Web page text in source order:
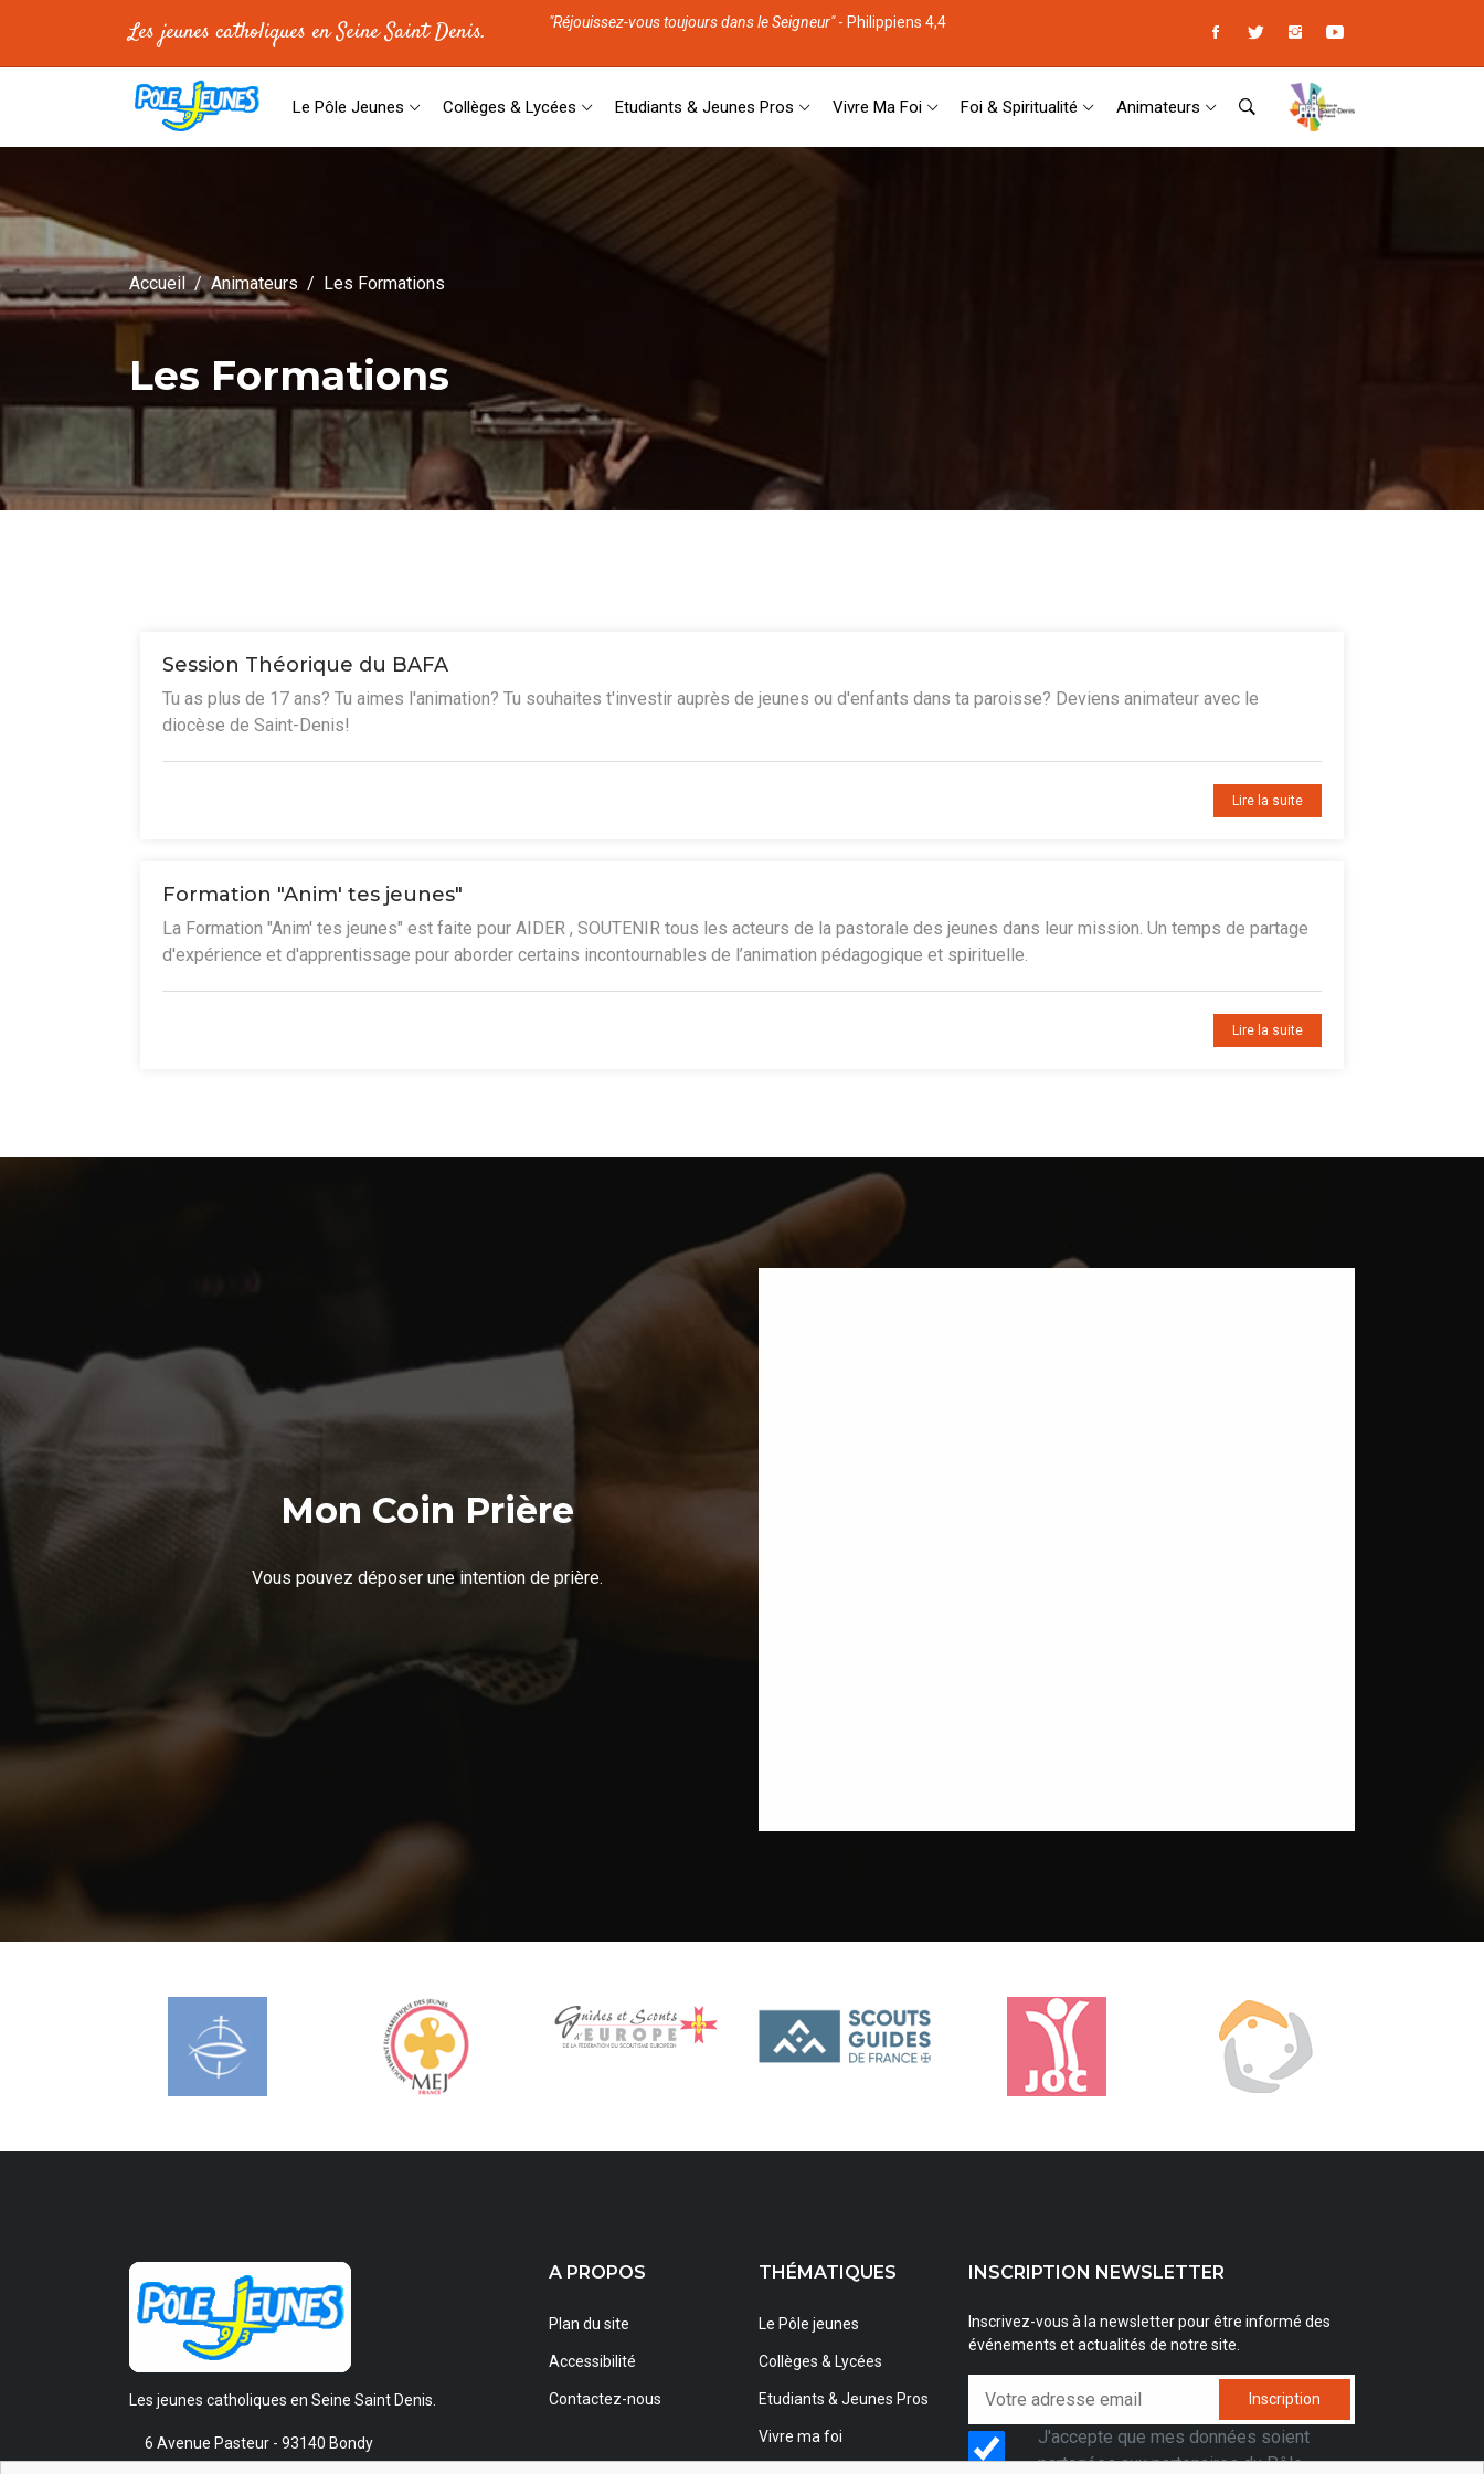
Les jeunes catholiques en Seine Saint Denis. "Réjouissez-vous toujours dans le Seigneur"- Philippiens 4,4
Le Pôle Jeunes Collèges & Lycées Etudiants & Jeunes Pros Vivre Ma Foi Foi & Spiritualité Animateurs
Accueil Animateurs Les Formations
Les Formations
Session Théorique du BAFA
Tu as plus de 17 ans? Tu aimes l'animation? Tu souhaites t'investir auprès de jeunes ou d'enfants dans ta paroisse? Deviens animateur avec le
diocèse de Saint-Denis!
Lire la suite
Formation "Anim' tes jeunes"
La Formation "Anim' tes jeunes" est faite pour AIDER , SOUTENIR tous les acteurs de la pastorale des jeunes dans leur mission. Un temps de partage
d'expérience et d'apprentissage pour aborder certains incontournables de l’animation pédagogique et spirituelle.
Lire la suite
Mon Coin Prière
Vous pouvez déposer une intention de prière.
Les jeunes catholiques en Seine Saint Denis.
6 Avenue Pasteur - 93140 Bondy
A PROPOS
Plan du site
Accessibilité
Contactez-nous
THÉMATIQUES
Le Pôle jeunes
Collèges & Lycées
Etudiants & Jeunes Pros
Vivre ma foi
INSCRIPTION NEWSLETTER
Inscrivez-vous à la newsletter pour être informé des
événements et actualités de notre site.
Inscription
J'accepte que mes données soient
partagées aux partenaires du Pôle